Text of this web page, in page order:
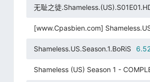
无耻之徒
[www.Cpasbien.com]
Shameless.US.Season.1.BoRiS
Shameless (US) Season 1 -